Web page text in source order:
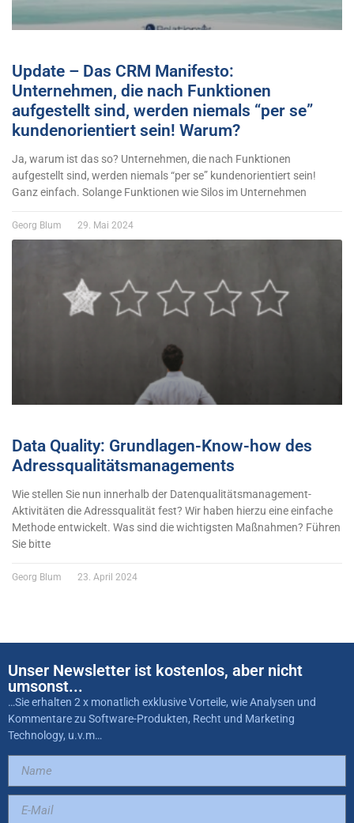
Update – Das CRM Manifesto:
Unternehmen, die nach Funktionen
aufgestellt sind, werden niemals “per se”
kundenorientiert sein! Warum?
Ja, warum ist das so? Unternehmen, die nach Funktionen
aufgestellt sind, werden niemals “per se” kundenorientiert sein!
Ganz einfach. Solange Funktionen wie Silos im Unternehmen
Georg Blum 29. Mai 2024
Data Quality: Grundlagen-Know-how des
Adressqualitätsmanagements
Wie stellen Sie nun innerhalb der Datenqualitätsmanagement-
Aktivitäten die Adressqualität fest? Wir haben hierzu eine einfache
Methode entwickelt. Was sind die wichtigsten Maßnahmen? Führen
Sie bitte
Georg Blum 23. April 2024
Unser Newsletter ist kostenlos, aber nicht
umsonst...
…Sie erhalten 2 x monatlich exklusive Vorteile, wie Analysen und
Kommentare zu Software-Produkten, Recht und Marketing
Technology, u.v.m…